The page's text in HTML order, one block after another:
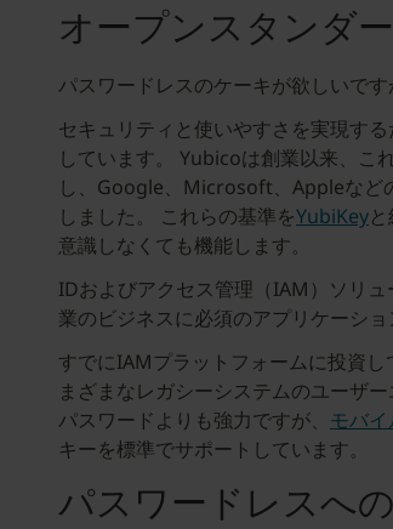
オープンスタンダ
パスワードレスのケーキが欲しいで
セキュリティと使いやすさを実現す
しています。 Yubicoは創業以来、こ
し、Google、Microsoft、Appleなど
しました。 これらの基準をYubiKey
意識しなくても機能します。
IDおよびアクセス管理（IAM）ソリ
業のビジネスに必須のアプリケーシ
すでにIAMプラットフォームに投資
まざまなレガシーシステムのユーザ
パスワードよりも強力ですが、 モバ
キーを標準でサポートしています。
パスワードレスへ